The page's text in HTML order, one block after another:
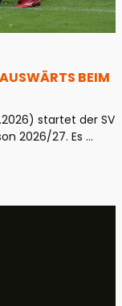
BEIM
startet der SV
2026/27. Es ...